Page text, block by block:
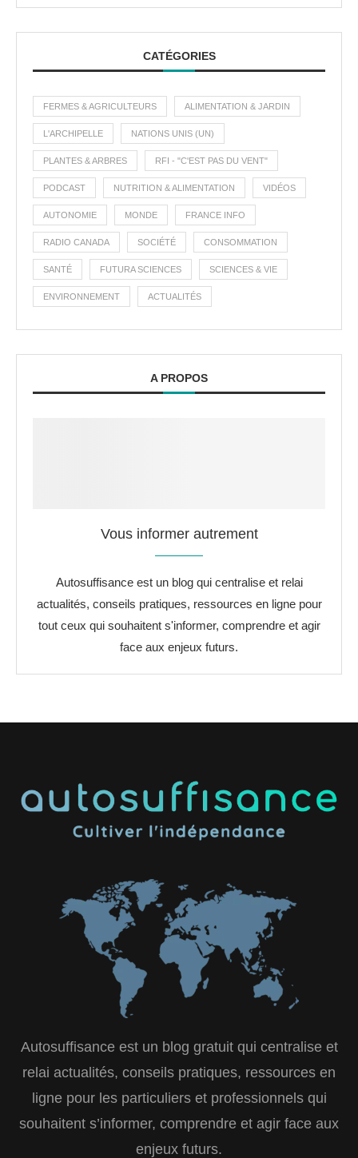
CATÉGORIES
FERMES & AGRICULTEURS ALIMENTATION & JARDIN
L'ARCHIPELLE NATIONS UNIS (UN)
PLANTES & ARBRES RFI - "C'EST PAS DU VENT"
PODCAST NUTRITION & ALIMENTATION VIDÉOS
AUTONOMIE MONDE FRANCE INFO
RADIO CANADA SOCIÉTÉ CONSOMMATION
SANTÉ FUTURA SCIENCES SCIENCES & VIE
ENVIRONNEMENT ACTUALITÉS
A PROPOS
Vous informer autrement
Autosuffisance est un blog qui centralise et relai
actualités, conseils pratiques, ressources en ligne pour
tout ceux qui souhaitent s'informer, comprendre et agir
face aux enjeux futurs.
Autosuffisance est un blog gratuit qui centralise et
relai actualités, conseils pratiques, ressources en
ligne pour les particuliers et professionnels qui
souhaitent s’informer, comprendre et agir face aux
enjeux futurs.